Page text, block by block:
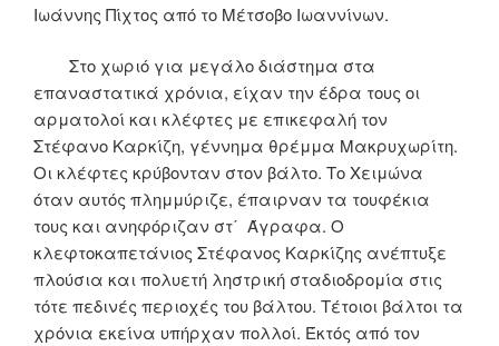
Ιωάννης Πίχτος από το Μέτσοβο Ιωαννίνων.
Στο χωριό για μεγάλο διάστημα στα
επαναστατικά χρόνια, είχαν την έδρα τους οι
αρματολοί και κλέφτες με επικεφαλή τον
Στέφανο Καρκίζη, γέννημα θρέμμα Μακρυχωρίτη.
Οι κλέφτες κρύβονταν στον βάλτο. Το Χειμώνα
όταν αυτός πλημμύριζε, έπαιρναν τα τουφέκια
τους και ανηφόριζαν στ΄ Άγραφα. O
κλεφτοκαπετάνιος Στέφανος Καρκίζης ανέπτυξε
πλούσια και πολυετή ληστρική σταδιοδρομία στις
τότε πεδινές περιοχές του βάλτου. Τέτοιοι βάλτοι τα
χρόνια εκείνα υπήρχαν πολλοί. Έκτός από τον